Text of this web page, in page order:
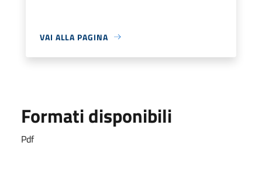
VAI ALLA PAGINA
Formati disponibili
Pdf